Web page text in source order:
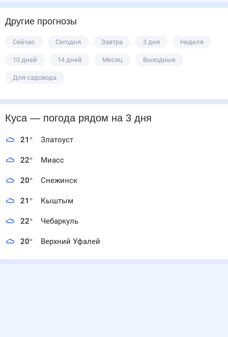
Другие прогнозы
Сейчас Сегодня Завтра 3 дня Неделя
10 дней 14 дней Месяц Выходные
Для садовода
Куса— погода рядомна 3 дня
21° Златоуст
22° Миасс
20° Снежинск
21° Кыштым
22° Чебаркуль
20° Верхний Уфалей